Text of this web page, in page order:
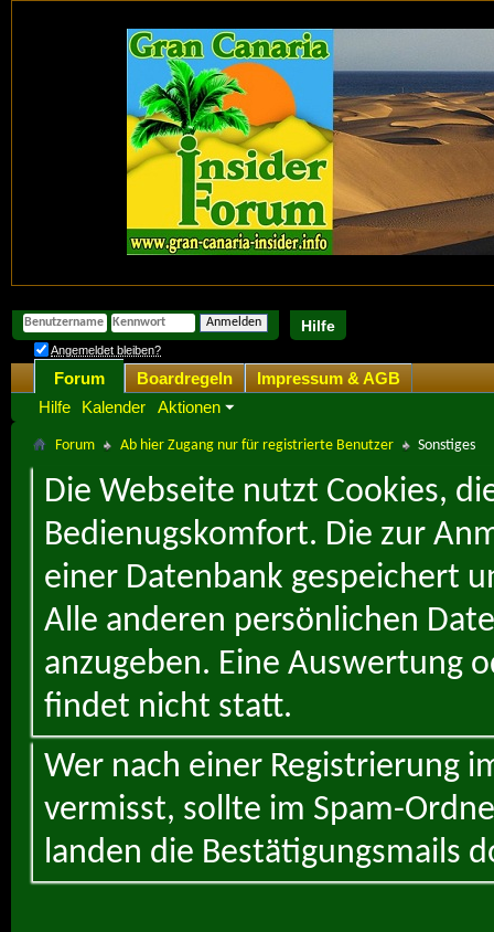
Hilfe
Angemeldet bleiben?
Forum
Hilfe
Kalender Aktionen
Boardregeln Impressum & AGB
Forum Ab hier Zugang nur für registrierte Benutzer Sonstiges
Die Webseite nutzt Cookies,
Bedienugskomfort. Die zur
einer Datenbank gespeichert
Alle anderen persönlichen
anzugeben. Eine Auswertung
findet nicht statt.
Wer nach einer Registrierung
vermisst, sollte im Spam-
landen die Bestätigungsmails